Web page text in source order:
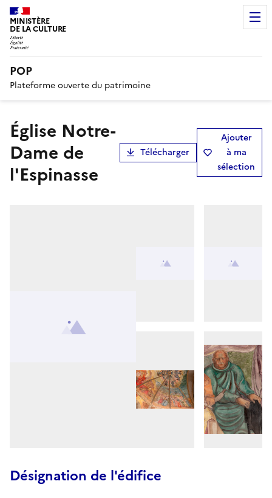
MINISTÈRE
DE LA CULTURE
POP
Plateforme ouverte du patrimoine
Église Notre-
Dame de
l'Espinasse
Télécharger
Ajouter
à ma
sélection
Désignation de l'édifice